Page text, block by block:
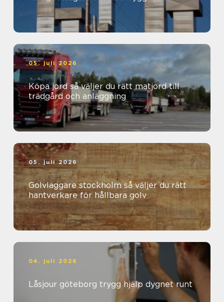
05. juli 2026
Köpa jord så väljer du rätt matjord till
trädgård och anläggning
05. juli 2026
Golvläggare stockholm så väljer du rätt
hantverkare för hållbara golv
04. juli 2026
Låsjour göteborg trygg hjälp dygnet runt